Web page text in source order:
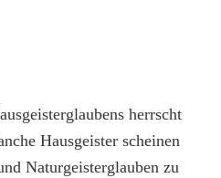
herrscht
Hausgeister scheinen
Naturgeisterglauben zu